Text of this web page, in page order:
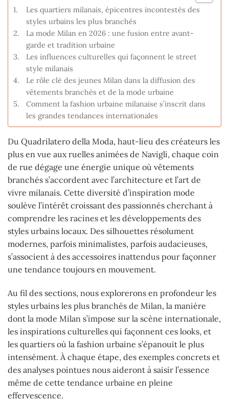
Les quartiers milanais, épicentres incontestés des
styles urbains les plus branchés
La mode Milan en 2026 : une fusion entre avant-
garde et tradition urbaine
Les influences culturelles qui façonnent le street
style milanais
Le rôle clé des jeunes Milan dans la diffusion des
vêtements branchés et de la mode urbaine
Comment la fashion urbaine milanaise s’inscrit dans
les grandes tendances internationales
Du Quadrilatero della Moda, haut-lieu des créateurs les
plus en vue aux ruelles animées de Navigli, chaque coin
de rue dégage une énergie unique où vêtements
branchés s’accordent avec l’architecture et l’art de
vivre milanais. Cette diversité d’inspiration mode
soulève l’intérêt croissant des passionnés cherchant à
comprendre les racines et les développements des
styles urbains locaux. Des silhouettes résolument
modernes, parfois minimalistes, parfois audacieuses,
s’associent à des accessoires inattendus pour façonner
une tendance toujours en mouvement.
Au fil des sections, nous explorerons en profondeur les
styles urbains les plus branchés de Milan, la manière
dont la mode Milan s’impose sur la scène internationale,
les inspirations culturelles qui façonnent ces looks, et
les quartiers où la fashion urbaine s’épanouit le plus
intensément. À chaque étape, des exemples concrets et
des analyses pointues nous aideront à saisir l’essence
même de cette tendance urbaine en pleine
effervescence.